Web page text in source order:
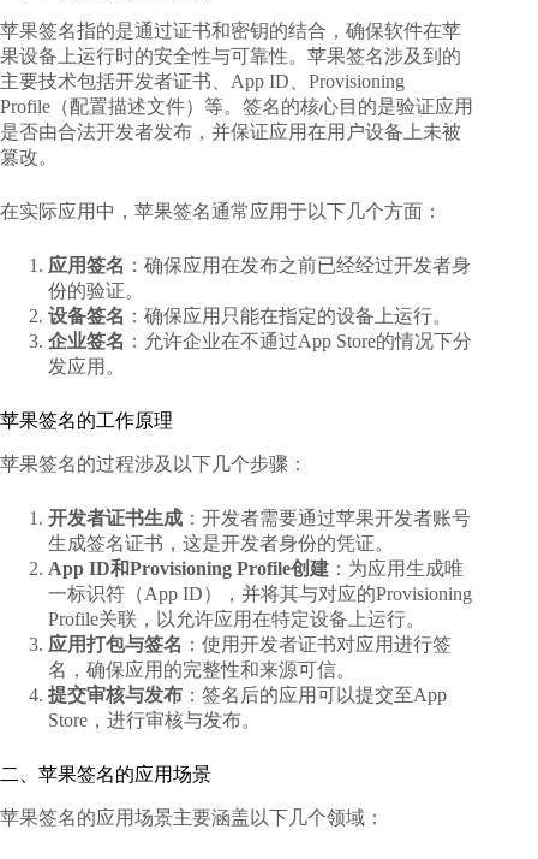
苹果签名指的是通过证书和密钥的结合，确保软件在苹
果设备上运行时的安全性与可靠性。苹果签名涉及到的
主要技术包括开发者证书、App ID、Provisioning
Profile（配置描述文件）等。签名的核心目的是验证应用
是否由合法开发者发布，并保证应用在用户设备上未被
篡改。
在实际应用中，苹果签名通常应用于以下几个方面：
应用签名 ：确保应用在发布之前已经经过开发者身
份的验证。
设备签名 ：确保应用只能在指定的设备上运行。
企业签名 ：允许企业在不通过App Store的情况下分
发应用。
苹果签名的工作原理
苹果签名的过程涉及以下几个步骤：
开发者证书生成 ：开发者需要通过苹果开发者账号
生成签名证书，这是开发者身份的凭证。
App ID和Provisioning Profile创建 ：为应用生成唯
一标识符（App ID），并将其与对应的Provisioning
Profile关联，以允许应用在特定设备上运行。
应用打包与签名 ：使用开发者证书对应用进行签
名，确保应用的完整性和来源可信。
提交审核与发布 ：签名后的应用可以提交至App
Store，进行审核与发布。
二、苹果签名的应用场景
苹果签名的应用场景主要涵盖以下几个领域：